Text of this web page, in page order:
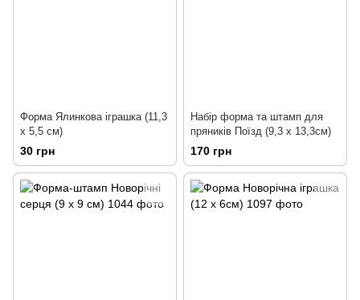
Форма Ялинкова іграшка (11,3
х 5,5 см)
30 грн
Набір форма та штамп для
пряників Поїзд (9,3 х 13,3см)
170 грн